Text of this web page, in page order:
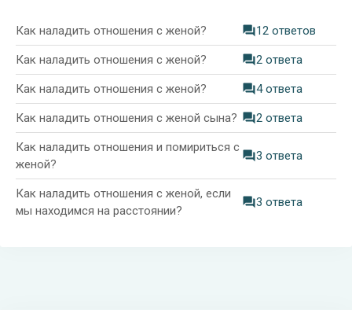
Как наладить отношения с женой? 12 ответов
Как наладить отношения с женой? 2 ответа
Как наладить отношения с женой? 4 ответа
Как наладить отношения с женой сына? 2 ответа
Как наладить отношения и помириться с
женой?
3 ответа
Как наладить отношения с женой, если
мы находимся на расстоянии?
3 ответа